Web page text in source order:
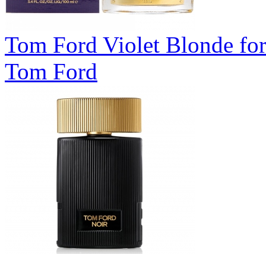
Tom Ford Violet Blonde
Tom Ford